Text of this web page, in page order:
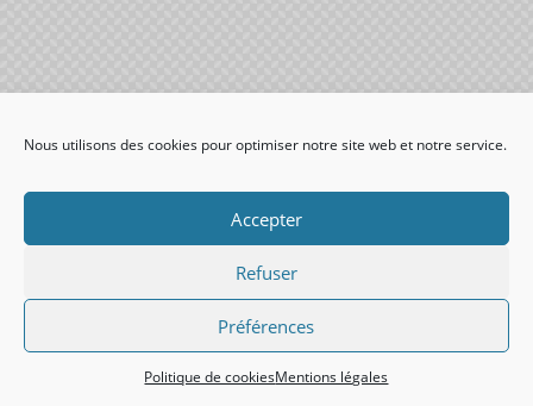
Nous utilisons des cookies pour optimiser notre site web et notre service.
Accepter
Refuser
Préférences
Politique de cookiesMentions légales